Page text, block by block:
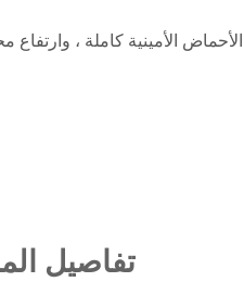
تفاصيل